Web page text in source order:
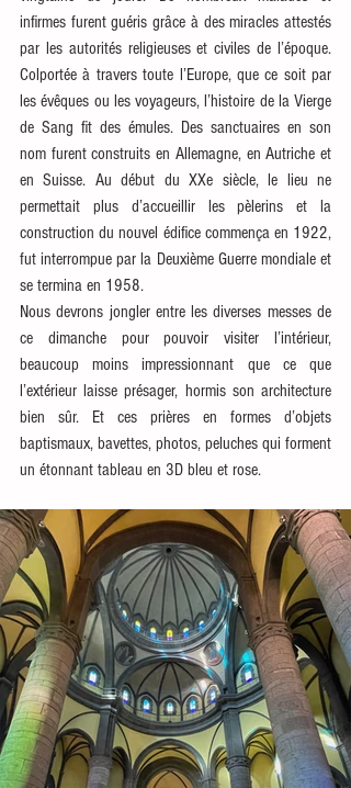
infirmes furent guéris grâce à des miracles attestés
par les autorités religieuses et civiles de l’époque.
Colportée à travers toute l’Europe, que ce soit par
les évêques ou les voyageurs, l’histoire de la Vierge
de Sang fit des émules. Des sanctuaires en son
nom furent construits en Allemagne, en Autriche et
en Suisse. Au début du XXe siècle, le lieu ne
permettait plus d’accueillir les pèlerins et la
construction du nouvel édifice commença en 1922,
fut interrompue par la Deuxième Guerre mondiale et
se termina en 1958.
Nous devrons jongler entre les diverses messes de
ce dimanche pour pouvoir visiter l’intérieur,
beaucoup moins impressionnant que ce que
l’extérieur laisse présager, hormis son architecture
bien sûr. Et ces prières en formes d’objets
baptismaux, bavettes, photos, peluches qui forment
un étonnant tableau en 3D bleu et rose.